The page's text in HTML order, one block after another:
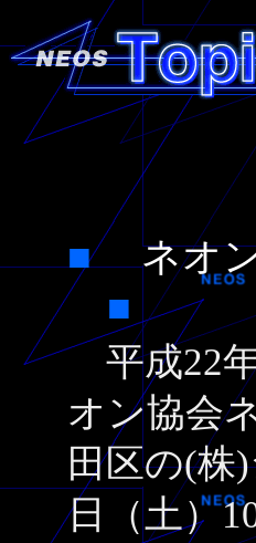
■
ネオ
■
平成22年
オン協会
田区の(株
日（土）